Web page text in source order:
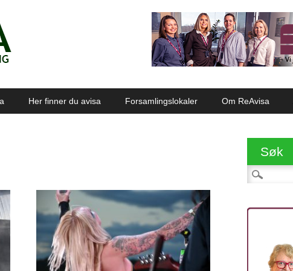
Her finner du avisa Forsamlingslokaler Om ReAvisa
Søk
Søk etter: